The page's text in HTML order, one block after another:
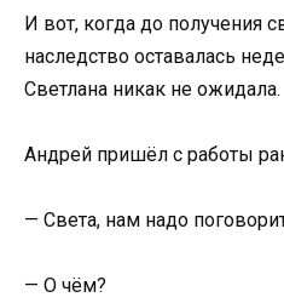
И вот, когда до получения
наследство оставалась
Светлана никак не ожидала.
Андрей пришёл с работы
— Света, нам надо
— О чём?